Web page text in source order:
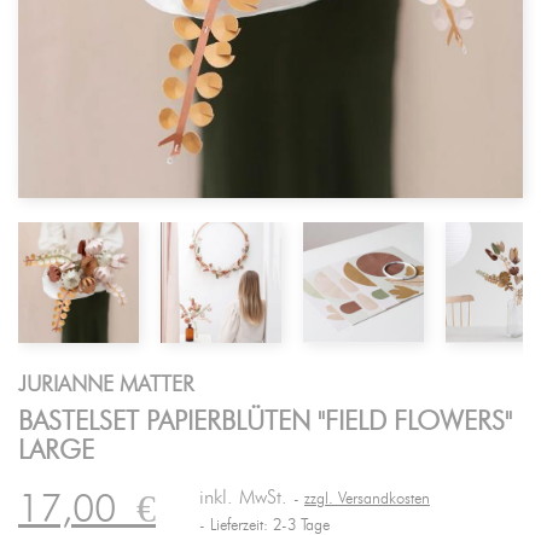
JURIANNE MATTER
BASTELSET PAPIERBLÜTEN "FIELD FLOWERS"
LARGE
17,00€ inkl. MwSt.
zzgl. Versandkosten
Lieferzeit: 2-3 Tage